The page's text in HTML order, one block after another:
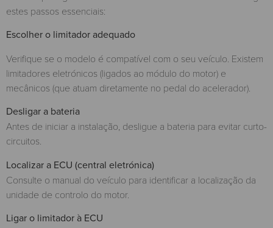
estes passos essenciais:
Escolher o limitador adequado
Verifique se o modelo é compatível com o seu veículo. Existem
limitadores eletrónicos (ligados ao módulo do motor) e
mecânicos (que atuam diretamente no pedal do acelerador).
Desligar a bateria
Antes de iniciar a instalação, desligue a bateria para evitar curto-
circuitos.
Localizar a ECU (central eletrónica)
Consulte o manual do veículo para identificar a localização da
unidade de controlo do motor.
Ligar o limitador à ECU